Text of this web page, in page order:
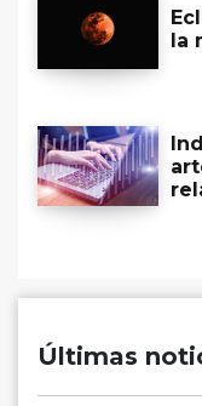
la
Últimas